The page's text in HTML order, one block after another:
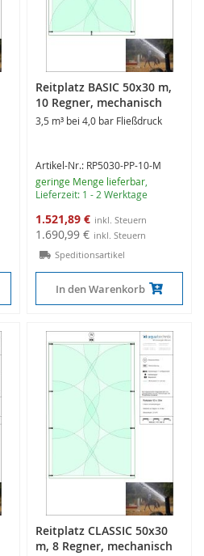
Reitplatz BASIC 50x30 m,
10 Regner, mechanisch
3,5 m³ bei 4,0 bar Fließdruck
Artikel-Nr.: RP5030-PP-10-M
geringe Menge lieferbar
Lieferzeit: 1 - 2 Werktage
Sonderangebot
1.521,89 €
1.690,99 €
Speditionsartikel
In den Warenkorb
Reitplatz CLASSIC 50x30
m, 8 Regner, mechanisch